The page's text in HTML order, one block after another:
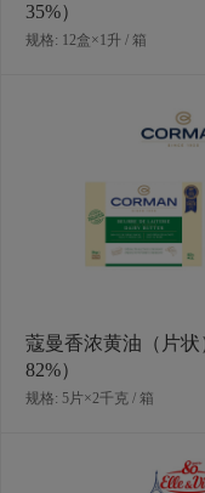
索萨抗冻素胶粉（复
规格: 6罐×500克 / 箱
35%）
规格: 12盒×1升 / 箱
蔻曼香浓黄油（片
82%）
规格: 5片×2千克 / 箱